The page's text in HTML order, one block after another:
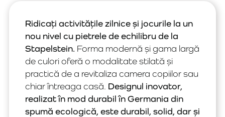
Ridicați activitățile zilnice și jocurile la un
nou nivel cu pietrele de echilibru de la
Stapelstein. Forma modernă și gama largă
de culori oferă o modalitate stilată și
practică de a revitaliza camera copiilor sau
chiar întreaga casă. Designul inovator,
realizat în mod durabil în Germania din
spumă ecologică, este durabil, solid, dar și